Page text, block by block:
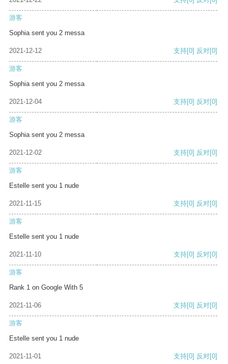
游客
Sophia sent you 2 messa
2021-12-12 支持[0] 反对[0]
游客
Sophia sent you 2 messa
2021-12-04 支持[0] 反对[0]
游客
Sophia sent you 2 messa
2021-12-02 支持[0] 反对[0]
游客
Estelle sent you 1 nude
2021-11-15 支持[0] 反对[0]
游客
Estelle sent you 1 nude
2021-11-10 支持[0] 反对[0]
游客
Rank 1 on Google With 5
2021-11-06 支持[0] 反对[0]
游客
Estelle sent you 1 nude
2021-11-01 支持[0] 反对[0]